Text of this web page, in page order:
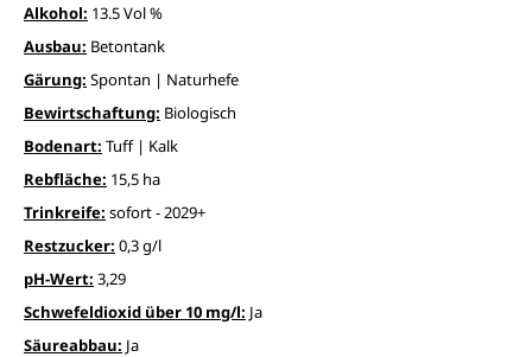
Alkohol: 13.5 Vol %
Ausbau: Betontank
Gärung: Spontan | Naturhefe
Bewirtschaftung: Biologisch
Bodenart: Tuff | Kalk
Rebfläche: 15,5 ha
Trinkreife: sofort - 2029+
Restzucker: 0,3 g/l
pH-Wert: 3,29
Schwefeldioxid über 10 mg/l: Ja
Säureabbau: Ja